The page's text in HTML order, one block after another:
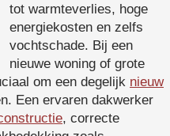
tot warmteverlies, hoge
energiekosten en zelfs
vochtschade. Bij een
nieuwe woning of grote
om een degelijk nieuw
Een ervaren dakwerker
, correcte